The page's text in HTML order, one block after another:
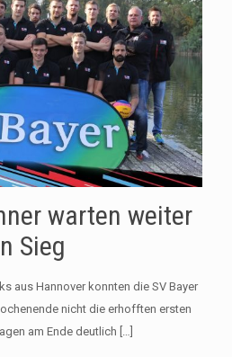
warten weiter
Sieg
aus Hannover konnten die SV Bayer
nicht die erhofften ersten
am Ende deutlich […]